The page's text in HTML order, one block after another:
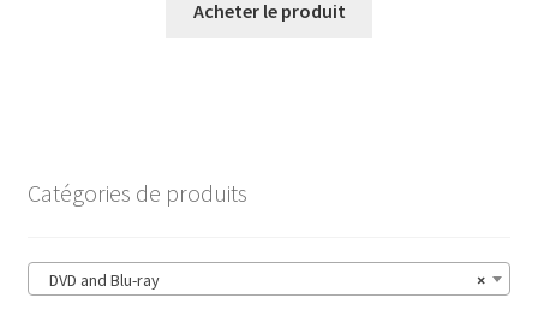
Acheter le produit
Catégories de produits
×
DVD and Blu-ray